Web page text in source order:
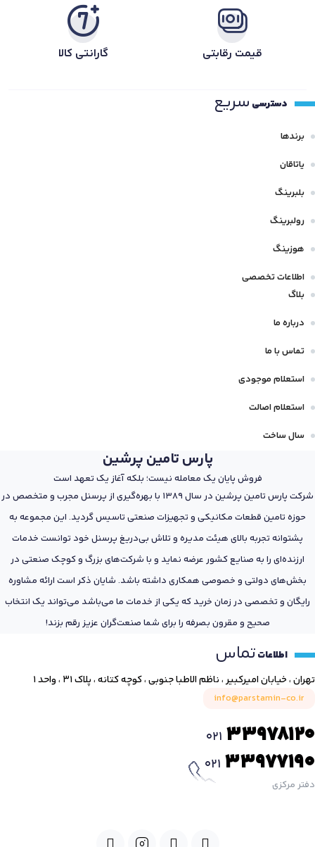
قیمت رقابتی گارانتی کالا
دسترسی سریع
برندها
یاتاقان
بلبرینگ
رولبرینگ
هوزینگ
اطلاعات تخصصی
بلاگ
درباره ما
تماس با ما
استعلام موجودی
استعلام اصالت
سال ساخت
پارس تامین پرشین
فروش پایان یک معامله نیست؛ بلکه آغاز یک تعهد است
شرکت پارس تامین پرشین در سال 1389 با بهره‌گیری از پرسنل مجرب و متخصص در
حوزه تامین قطعات مکانیکی و تجهیزات صنعتی تاسیس گردید. این مجموعه به
پشتوانه تجربه بالای هیئت مدیره و تلاش بی‌دریغ پرسنل خود توانست خدمات
ارزنده‌ای را به صنایع کشور عرضه نماید و با شرکت‌های بزرگ و کوچک صنعتی در
بخش‌های دولتی و خصوصی همکاری داشته باشد. شایان ذکر است ارائه مشاوره
رایگان و تخصصی در زمان خرید که یکی از خدمات ما می‌باشد می‌تواند یک انتخاب
صحیح و مقرون بصرفه را برای شما صنعت‌گران عزیز رقم بزند!
اطلاعاتتماس
تهران ، خیابان امیرکبیر ، ناظم الاطبا جنوبی ، کوچه کتانه ، پلاک ۳۱ ، واحد ۱
info@parstamin-co.ir
021 33978120
021 33977190
دفتر مرکزی